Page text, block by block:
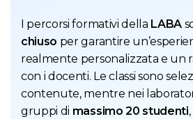
I percorsi formativi della LABA
chiuso per garantire
realmente personalizzata e un
con i docenti. Le classi sono
contenute, mentre nei
gruppi di massimo 20 studenti